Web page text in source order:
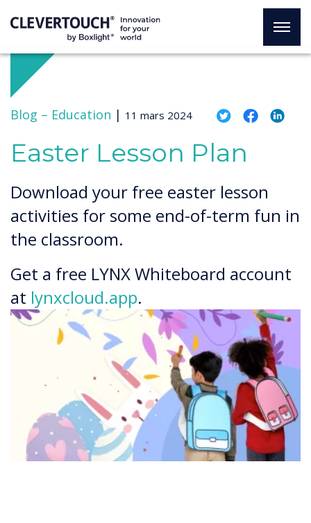
Blog – Education | 11 mars 2024
Easter Lesson Plan
Download your free easter lesson
activities for some end-of-term fun in
the classroom.
Get a free LYNX Whiteboard account
at lynxcloud.app.